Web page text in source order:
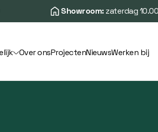
Showroom:zaterdag
Over onsProjectenNieuwsWerken bij